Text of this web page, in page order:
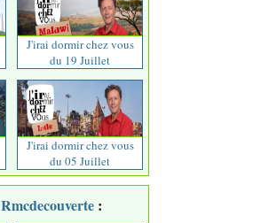
J'irai dormir chez vous
du 19 Juillet
J'irai dormir chez vous
du 05 Juillet
Rmcdecouverte :